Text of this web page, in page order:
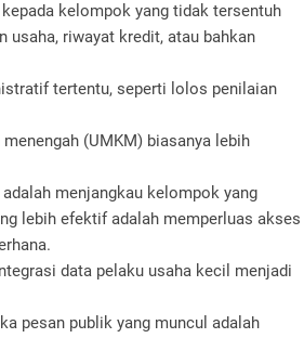
kelompok yang tidak tersentuh
usaha, riwayat kredit, atau bahkan
tertentu, seperti lolos penilaian
(UMKM) biasanya lebih
menjangkau kelompok yang
lebih efektif adalah memperluas akses
data pelaku usaha kecil menjadi
pesan publik yang muncul adalah